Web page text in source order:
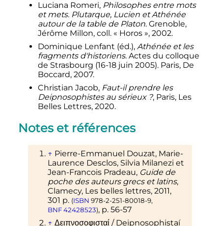
Luciana Romeri, Philosophes entre mots
et mets. Plutarque, Lucien et Athénée
autour de la table de Platon. Grenoble,
Jérôme Millon, coll. « Horos », 2002.
Dominique Lenfant (éd.), Athénée et les
fragments d'historiens. Actes du colloque
de Strasbourg (16-18 juin 2005). Paris, De
Boccard, 2007.
Christian Jacob, Faut-il prendre les
Deipnosophistes au sérieux ?, Paris, Les
Belles Lettres, 2020.
Notes et références
↑ Pierre-Emmanuel Douzat, Marie-
Laurence Desclos, Silvia Milanezi et
Jean-Francois Pradeau, Guide de
poche des auteurs grecs et latins,
Clamecy, Les belles lettres, 2011,
301 p. (ISBN 978-2-251-80018-9,
BNF 42428523), p. 56-57
↑ Δειπνοσοφισταί/ Deipnosophistaí